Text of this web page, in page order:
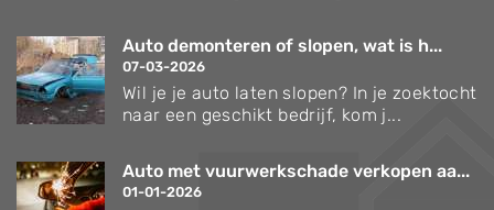
Auto demonteren of slopen, wat is h...
07-03-2026
Wil je je auto laten slopen? In je zoektocht
naar een geschikt bedrijf, kom j...
Auto met vuurwerkschade verkopen aa...
01-01-2026